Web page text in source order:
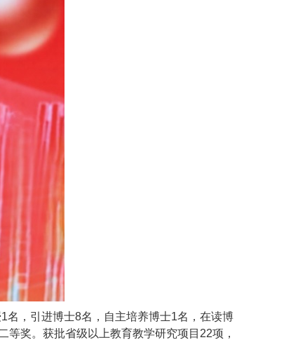
1名，引进博士8名，自主培养博士1名，在读博
等奖。获批省级以上教育教学研究项目 22项，